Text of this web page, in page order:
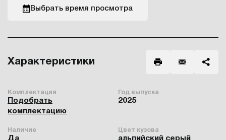
Выбрать время просмотра
Характеристики
Комплектация
Подобрать
комплектацию
Год выпуска
2025
Наличие
Да
Цвет кузова
альпийский серый